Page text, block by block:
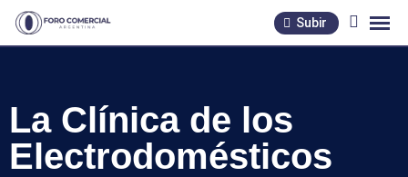
Skip
Subir
La Clínica de los
Electrodomésticos